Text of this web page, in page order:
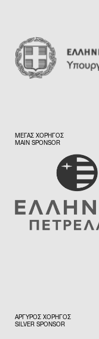
ΜΕΓΑΣ ΧΟΡΗΓΟΣ
MAIN SPONSOR
ΑΡΓΥΡΟΣ ΧΟΡΗΓΟΣ
SILVER SPONSOR